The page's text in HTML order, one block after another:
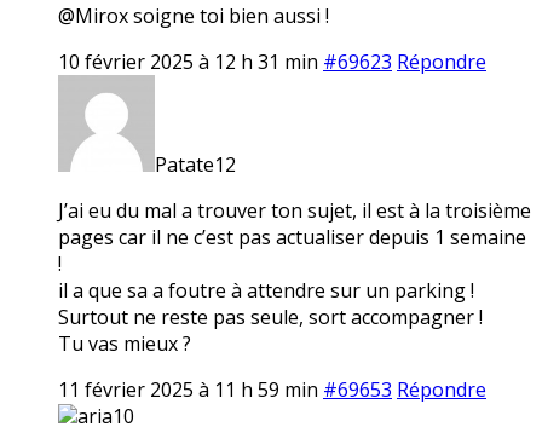
@Mirox soigne toi bien aussi !
10 février 2025 à 12 h 31 min #69623 Répondre
Patate12
J’ai eu du mal a trouver ton sujet, il est à la troisième
pages car il ne c’est pas actualiser depuis 1 semaine
!
il a que sa a foutre à attendre sur un parking !
Surtout ne reste pas seule, sort accompagner !
Tu vas mieux ?
11 février 2025 à 11 h 59 min #69653 Répondre
aria10